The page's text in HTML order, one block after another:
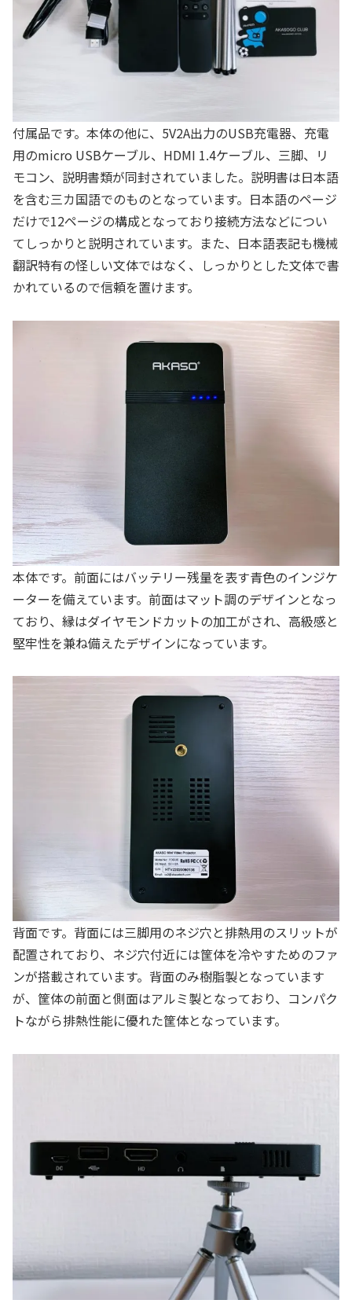
付属品です。本体の他に、5V2A出力のUSB充電器、充電
用のmicro USBケーブル、HDMI 1.4ケーブル、三脚、リ
モコン、説明書類が同封されていました。説明書は日本語
を含む三カ国語でのものとなっています。日本語のページ
だけで12ページの構成となっており接続方法などについ
てしっかりと説明されています。また、日本語表記も機械
翻訳特有の怪しい文体ではなく、しっかりとした文体で書
かれているので信頼を置けます。
本体です。前面にはバッテリー残量を表す青色のインジケ
ーターを備えています。前面はマット調のデザインとなっ
ており、縁はダイヤモンドカットの加工がされ、高級感と
堅牢性を兼ね備えたデザインになっています。
背面です。背面には三脚用のネジ穴と排熱用のスリットが
配置されており、ネジ穴付近には筐体を冷やすためのファ
ンが搭載されています。背面のみ樹脂製となっています
が、筐体の前面と側面はアルミ製となっており、コンパク
トながら排熱性能に優れた筐体となっています。